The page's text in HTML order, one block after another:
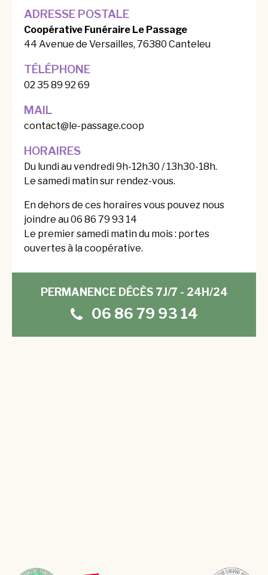
ADRESSE POSTALE
Coopérative Funéraire Le Passage
44 Avenue de Versailles, 76380 Canteleu
TÉLÉPHONE
02 35 89 92 69
MAIL
contact@le-passage.coop
HORAIRES
Du lundi au vendredi 9h-12h30 / 13h30-18h.
Le samedi matin sur rendez-vous.
En dehors de ces horaires vous pouvez nous
joindre au 06 86 79 93 14
Le premier samedi matin du mois : portes
ouvertes à la coopérative.
PERMANENCE DÉCÈS 7J/7 - 24H/24
06 86 79 93 14